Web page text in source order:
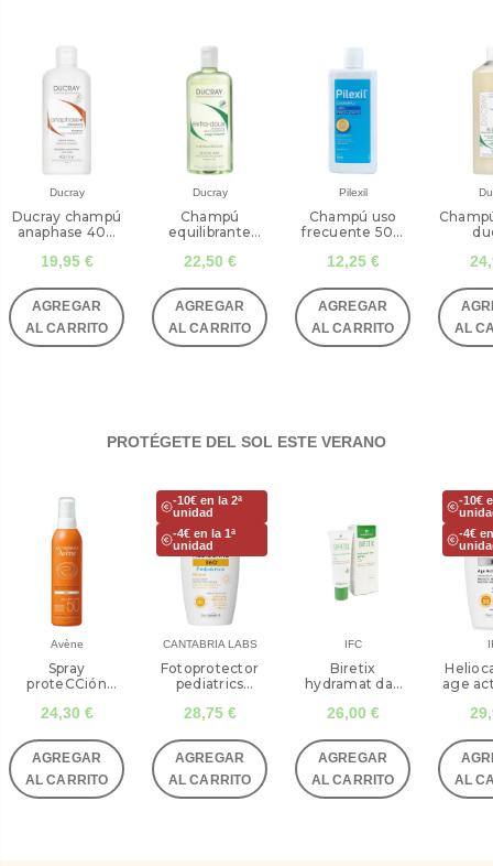
Ducray
Ducray champú
anaphase 400
19,95 €
AGREGAR
AL CARRITO
Ducray
Champú
equilibrante
22,50 €
AGREGAR
AL CARRITO
Pilexil
Champú uso
frecuente 500
12,25 €
AGREGAR
AL CARRITO
AL
PROTÉGETE DEL SOL ESTE VERANO
Avène
Spray
proteCCión
mL avène
24,30 €
AGREGAR
AL CARRITO
-10€ en la 2ª
unidad
-4€ en la 1ª
unidad
CANTABRIA LABS
Fotoprotector
pediatrics
360º heliocare
28,75 €
AGREGAR
AL CARRITO
IFC
Biretix
hydramat day
mL
26,00 €
AGREGAR
AL CARRITO
-10€
-4€
age
AL